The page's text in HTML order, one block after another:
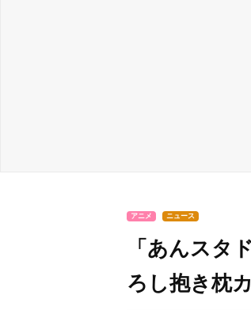
アニメ ニュース
「あんスタ
ろし抱き枕